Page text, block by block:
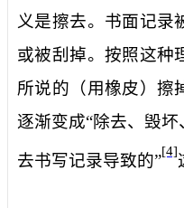
义是擦去。书面记录
或被刮掉。按照这种
所说的（用橡皮）擦
逐渐变成“除去、 毁坏
去书写记录导致的”[4]